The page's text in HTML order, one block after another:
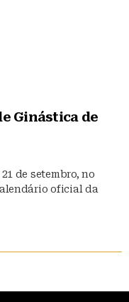
Ginástica de
de setembro, no
oficial da